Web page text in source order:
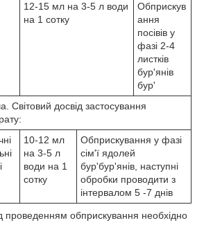
12-15 мл на 3-5 л води
на 1 сотку
Обприскув
ання
посівів у
фазі 2-4
листків
бур'янів
бур'
Світовий досвід застосування
10-12 мл
на 3-5 л
води на 1
сотку
Обприскування у фазі
сім'ї ядолей
бур'бур'янів, наступні
обробки проводити з
інтервалом 5 -7 днів
проведенням обприскування необхідно